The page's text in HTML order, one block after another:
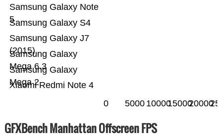
Xiaomi Redmi Note 4
Samsung Galaxy
Mega 2
Samsung Galaxy
Mega 6.3
Samsung Galaxy J7
(2015)
Samsung Galaxy S4
Samsung Galaxy Note
5
0 5000 100001500020000
GFXBench Manhattan Offscreen FPS